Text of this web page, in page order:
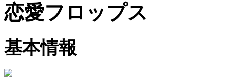
恋愛フロップス
基本情報